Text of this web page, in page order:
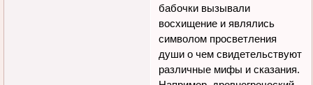
бабочки вызывали
восхищение и являлись
символом просветления
души о чем свидетельствуют
различные мифы и сказания.